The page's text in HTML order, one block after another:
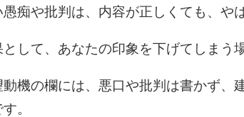
愚痴や批判は、内容が正しくても、や
として、あなたの印象を下げてしまう
動機の欄には、悪口や批判は書かず、
。